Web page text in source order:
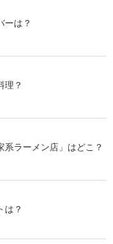
ーは？
理？
ラーメン店」はどこ？
は？